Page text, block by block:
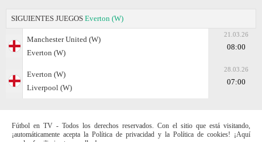
SIGUIENTES JUEGOS Everton (W)
Manchester United (W)
Everton (W)
21.03.26
08:00
Everton (W)
Liverpool (W)
28.03.26
07:00
Fútbol en TV - Todos los derechos reservados. Con el sitio que está visitando,
¡automáticamente acepta la Política de privacidad y la Política de cookies! ¡Aquí